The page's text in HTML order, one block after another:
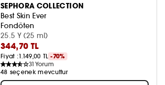
SEPHORA COLLECTION
Best Skin Ever
Fondöten
25.5 Y (25 ml)
344,70 TL
Fiyat :1.149,00 TL -70%
31 Yorum
48 seçenek mevcuttur